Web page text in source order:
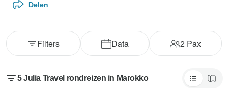
Delen
Data 2 Pax
Filters
5 Julia Travel rondreizen in Marokko